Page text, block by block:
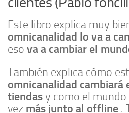
Este libro explica muy
omnicanalidad lo va a
eso va a cambiar el
También explica cómo
omnicanalidad cambiará
tiendasy como el mundo
vez más junto al offline .